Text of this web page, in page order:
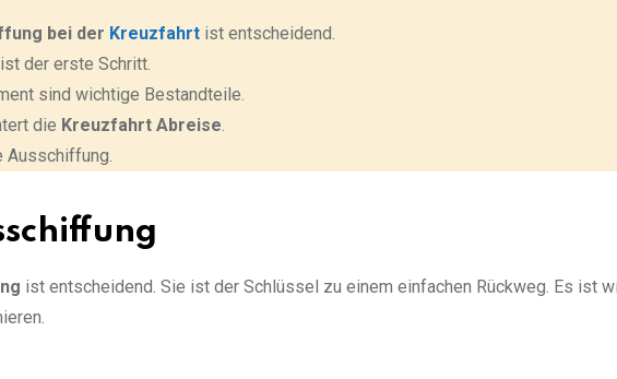
bei der Kreuzfahrt ist entscheidend.
ist der erste Schritt.
sind wichtige Bestandteile.
die Kreuzfahrt Abreise
ist entscheidend. Sie ist der Schlüssel zu einem einfachen Rückweg. Es ist